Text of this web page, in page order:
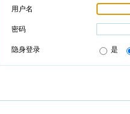
用户名
密码
隐身登录 是